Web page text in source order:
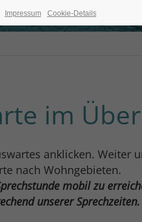
im
anklicken. Weiter
nach Wohngebieten.
mobil zu
unserer Sprechzeiten.
Impressum Cookie-Details